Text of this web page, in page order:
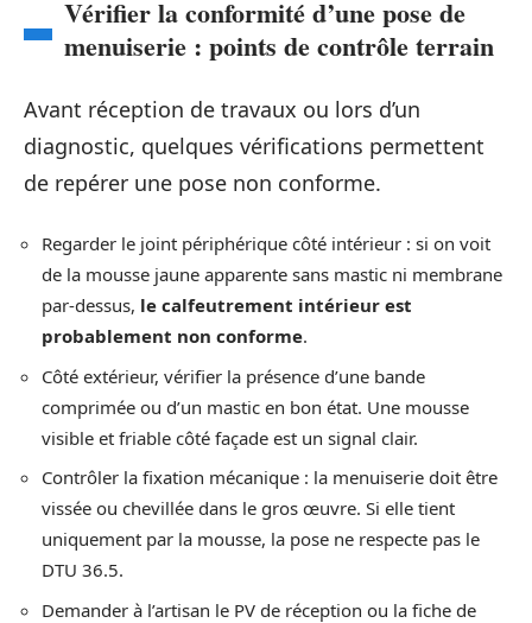
Vérifier la conformité d’une pose de
menuiserie : points de contrôle terrain
Avant réception de travaux ou lors d’un
diagnostic, quelques vérifications permettent
de repérer une pose non conforme.
Regarder le joint périphérique côté intérieur : si on voit
de la mousse jaune apparente sans mastic ni membrane
par-dessus, le calfeutrement intérieur est
probablement non conforme.
Côté extérieur, vérifier la présence d’une bande
comprimée ou d’un mastic en bon état. Une mousse
visible et friable côté façade est un signal clair.
Contrôler la fixation mécanique : la menuiserie doit être
vissée ou chevillée dans le gros œuvre. Si elle tient
uniquement par la mousse, la pose ne respecte pas le
DTU 36.5.
Demander à l’artisan le PV de réception ou la fiche de